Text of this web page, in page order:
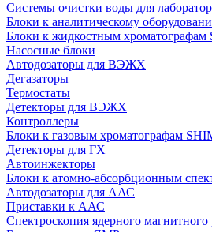
Системы очистки воды для
Блоки к аналитическому
Блоки к жидкостным
Насосные блоки
Автодозаторы для ВЭЖХ
Дегазаторы
Термостаты
Детекторы для ВЭЖХ
Контроллеры
Блоки к газовым хроматографам
Детекторы для ГХ
Автоинжекторы
Блоки к атомно-абсорбционным
Автодозаторы для ААС
Приставки к ААС
Спектроскопия ядерного